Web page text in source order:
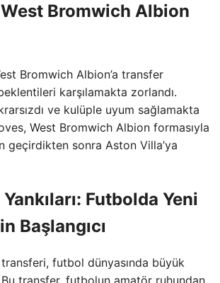
West Bromwich Albion
Bromwich Albion’a transfer
karşılamakta zorlandı.
ve kulüple uyum sağlamakta
West Bromwich Albion formasıyla
geçirdikten sonra Aston Villa’ya
Futbolda Yeni
Başlangıcı
transferi, futbol dünyasında büyük
Bu transfer, futbolun amatör ruhundan